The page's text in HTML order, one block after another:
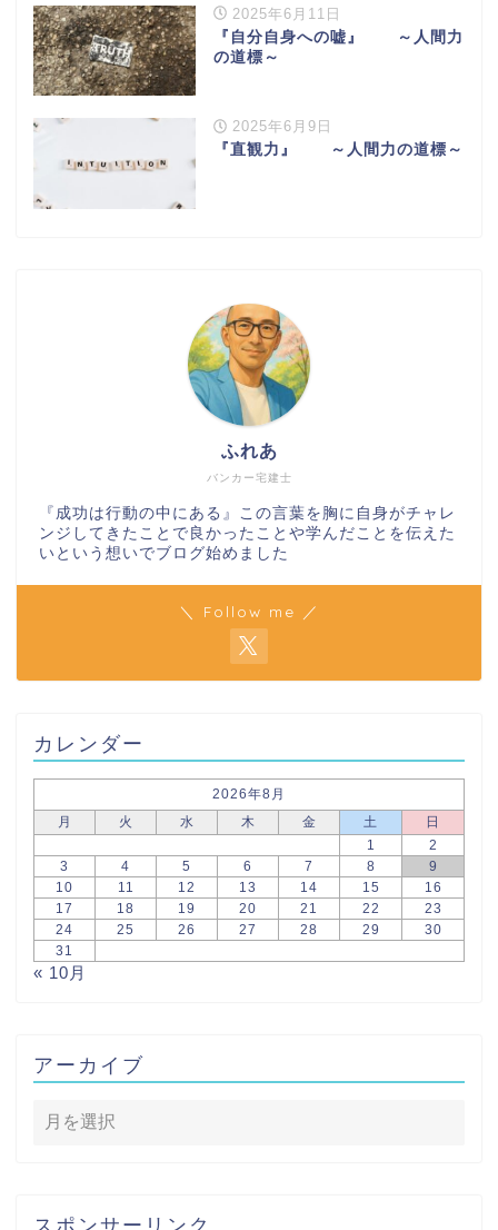
2025年6月11日
『自分自身への嘘』 ～人間力
の道標～
2025年6月9日
『直観力』 ～人間力の道標～
バンカー宅建士
ふれあ
『成功は行動の中にある』この言葉を胸に自身がチャレ
ンジしてきたことで良かったことや学んだことを伝えた
いという想いでブログ始めました
＼ Follow me ／
カレンダー
2026年8月
月
火 水 木 金 土
日
1
2
3
4 5 6 7 8
9
10
11 12 13 14 15
16
17
18 19 20 21 22
23
24
25 26 27 28 29
30
31
« 10月
アーカイブ
スポンサーリンク